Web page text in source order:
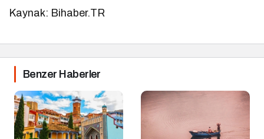
Kaynak: Bihaber.TR
Benzer Haberler